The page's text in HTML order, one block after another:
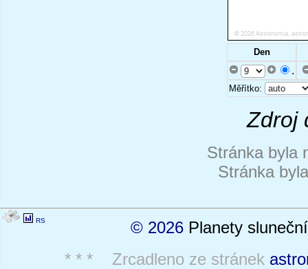
Den
.
Měřítko:
Zdroj
Stránka byla
Stránka
RS © 2026 Planety
* * * Zrcadleno ze stránek